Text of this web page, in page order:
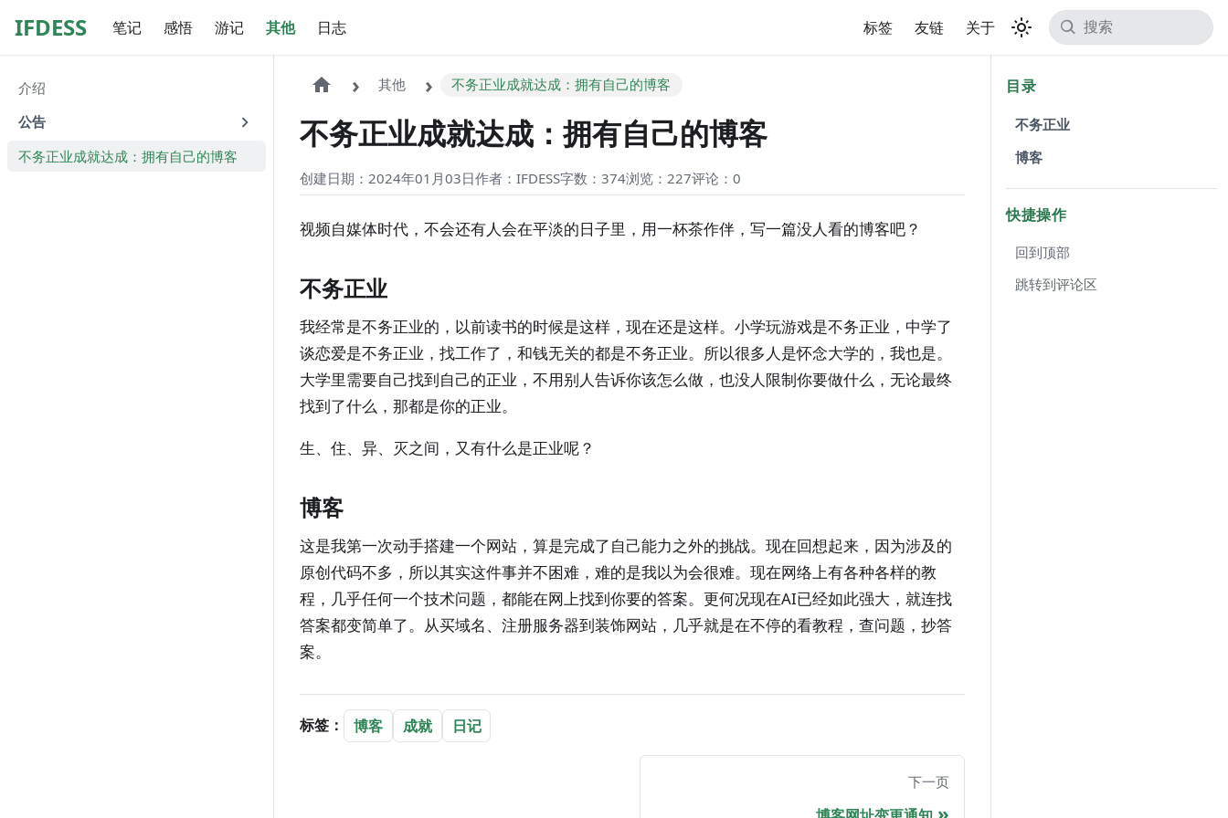
IFDESS 笔记 感悟 游记 其他 日志 标签 友链 关于
介绍
公告
不务正业成就达成：拥有自己的博客
其他 不务正业成就达成：拥有自己的博客
不务正业成就达成：拥有自己的博客
创建日期：2024年01月03日作者：IFDESS字数：374浏览：227评论： 0
视频自媒体时代，不会还有人会在平淡的日子里，用一杯茶作伴，写一篇没人看的博客吧？
不务正业
我经常是不务正业的，以前读书的时候是这样，现在还是这样。小学玩游戏是不务正业，中学了
谈恋爱是不务正业，找工作了，和钱无关的都是不务正业。所以很多人是怀念大学的，我也是。
大学里需要自己找到自己的正业，不用别人告诉你该怎么做，也没人限制你要做什么，无论最终
找到了什么，那都是你的正业。
生、住、异、灭之间，又有什么是正业呢？
博客
这是我第一次动手搭建一个网站，算是完成了自己能力之外的挑战。现在回想起来，因为涉及的
原创代码不多，所以其实这件事并不困难，难的是我以为会很难。现在网络上有各种各样的教
程，几乎任何一个技术问题，都能在网上找到你要的答案。更何况现在AI已经如此强大，就连找
答案都变简单了。从买域名、注册服务器到装饰网站，几乎就是在不停的看教程，查问题，抄答
案。
标签： 博客 成就 日记
下一页
目录
​不务正业
​博客
快捷操作
回到顶部
跳转到评论区